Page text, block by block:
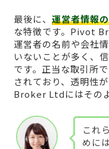
最後に、 運営者情報
な特徴です。Pivot
運営者の名前や会社
いないことが多く、
です。正当な取引所
されており、透明性
Broker Ltdにはその
これ
めに